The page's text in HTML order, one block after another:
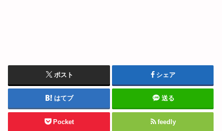
ポスト シェア
はてブ 送る
Pocket feedly